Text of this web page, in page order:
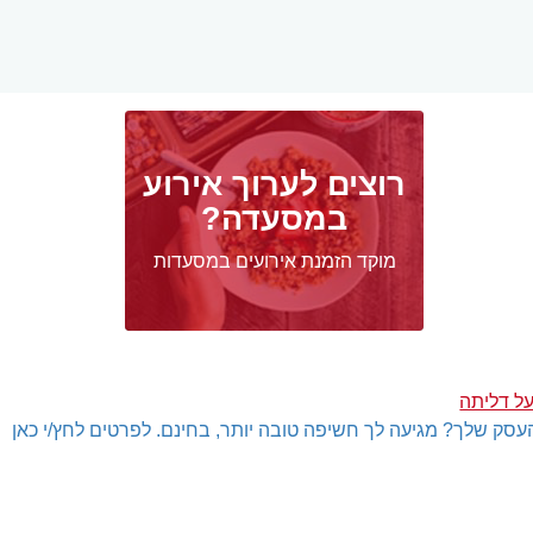
דליתה
רוצים לערוך אירוע
במסעדה?
מוקד הזמנת אירועים במסעדות
שלך? מגיעה לך חשיפה טובה יותר, בחינם. לפרטים לחץ/י כאן